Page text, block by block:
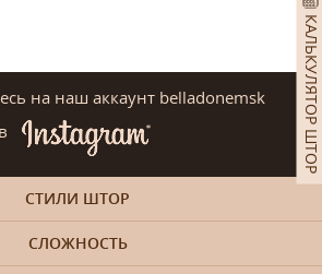
КАЛЬКУЛЯТОР ШТОР
на наш аккаунт belladonemsk
в
СТИЛИ ШТОР
СЛОЖНОСТЬ